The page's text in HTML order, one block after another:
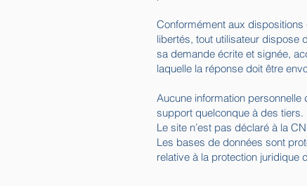
Conformément aux dispositions
libertés, tout utilisateur dispose
sa demande écrite et signée,
laquelle la réponse doit être
Aucune information personnelle
support quelconque à des tiers.
Le site n’est pas déclaré à la
Les bases de données sont
relative à la protection juridique